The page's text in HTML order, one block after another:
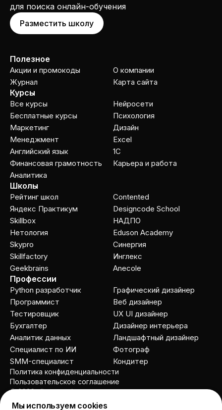
для поиска онлайн-обучения
Разместить школу
Полезное
Акции и промокоды
Журнал
О компании
Карта сайта
Курсы
Все курсы
Бесплатные курсы
Маркетинг
Менеджмент
Английский язык
Финансовая грамотность
Аналитика
Нейросети
Психология
Дизайн
Excel
1C
Карьера и работа
Школы
Рейтинг школ
Яндекс Практикум
Skillbox
Нетология
Skypro
Skillfactory
Geekbrains
Contented
Designcode School
НАДПО
Eduson Academy
Cинергия
Инглекс
Anecole
Профессии
Python разработчик
Программист
Тестировщик
Бухгалтер
Аналитик данных
Специалист по ИИ
SMM-специалист
Графический дизайнер
Веб дизайнер
UX UI дизайнер
Дизайнер интерьера
Ландшафтный дизайнер
Фотограф
Кондитер
© 2026 allcourses.io
Пользовательское соглашение
Политика конфиденциальности
Мы используем cookies